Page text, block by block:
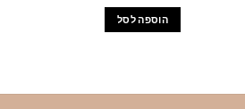
היה:
1,190.00₪.הוספה לסל